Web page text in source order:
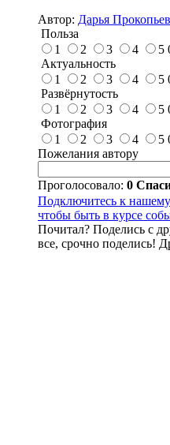
Автор: Дарья
Польза
1
2 3 4 5
Актуальность
1
2 3 4 5
Развёрнутость
1
2 3 4 5
Фотография
1
2 3 4 5
Пожелания автору
Проголосовало: 0
Подключитесь к нашему
чтобы быть в курсе
Почитал? Поделись с
все, срочно поделись!